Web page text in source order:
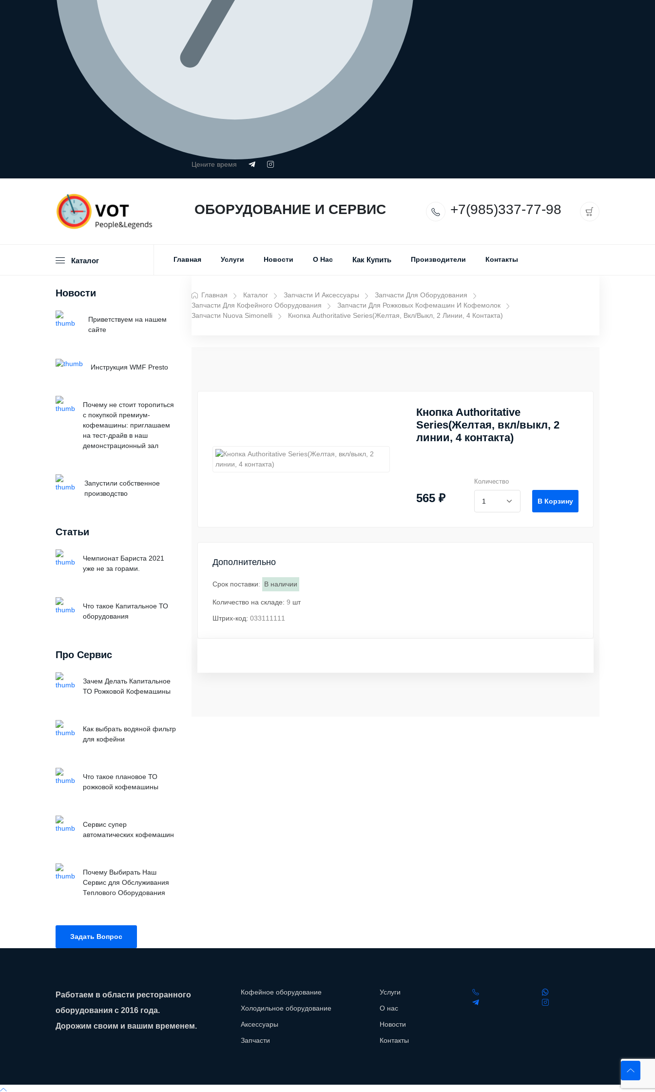
Цените время
ОБОРУДОВАНИЕ И СЕРВИС +7(985)337-77-98
Каталог Главная Услуги Новости О Нас Как Купить Производители Контакты
Новости
Приветствуем на нашем
сайте
Инструкция WMF Presto
Почему не стоит торопиться
с покупкой премиум-
кофемашины: приглашаем
на тест-драйв в наш
демонстрационный зал
Запустили собственное
производство
Статьи
Чемпионат Бариста 2021
уже не за горами.
Что такое Капитальное ТО
оборудования
Про Сервис
Зачем Делать Капитальное
ТО Рожковой Кофемашины
Как выбрать водяной фильтр
для кофейни
Что такое плановое ТО
рожковой кофемашины
Сервис супер
автоматических кофемашин
Почему Выбирать Наш
Сервис для Обслуживания
Теплового Оборудования
Задать Вопрос
Главная Каталог Запчасти И Аксессуары
Запчасти Для Оборудования
Запчасти Для Кофейного Оборудования
Запчасти Для Рожковых Кофемашин И Кофемолок
Запчасти Nuova Simonelli
Кнопка Authoritative Series(Желтая, Вкл/выкл, 2 Линии, 4 Контакта)
Кнопка Authoritative
Series(Желтая, вкл/выкл, 2
линии, 4 контакта)
565 ₽
Количество
В Корзину
Дополнительно
Срок поставки: В наличии
Количество на складе: 9 шт
Штрих-код: 033111111
Работаем в области ресторанного
оборудования с 2016 года.
Дорожим своим и вашим временем.
Кофейное оборудование
Холодильное оборудование
Аксессуары
Запчасти
Услуги
О нас
Новости
Контакты